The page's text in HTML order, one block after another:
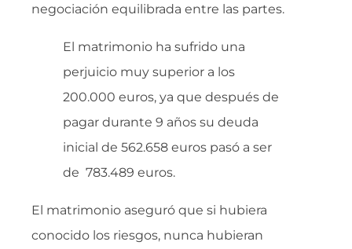
negociación equilibrada entre las partes.
El matrimonio ha sufrido una
perjuicio muy superior a los
200.000 euros, ya que después de
pagar durante 9 años su deuda
inicial de 562.658 euros pasó a ser
de 783.489 euros.
El matrimonio aseguró que si hubiera
conocido los riesgos, nunca hubieran